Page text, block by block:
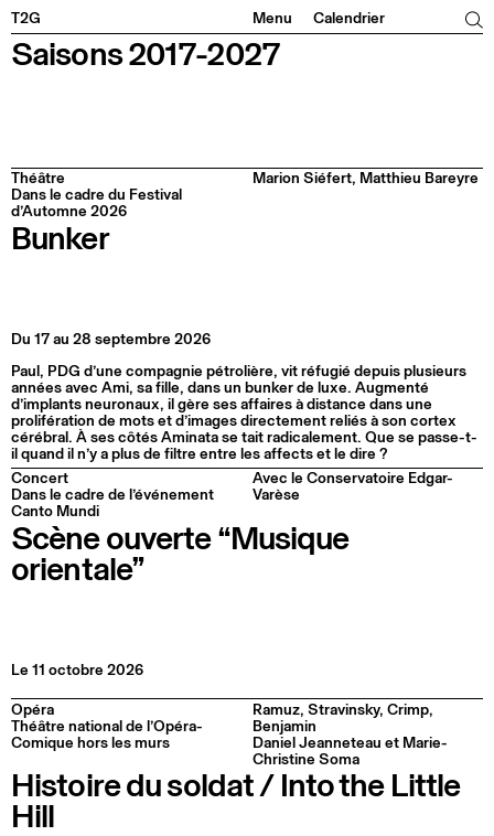
T2G Menu Calendrier
Facebook
Linkedin
Saisons 2017-2027
Théâtre
Dans le cadre du Festival
d’Automne 2026
Marion Siéfert, Matthieu Bareyre
Bunker
Du 17 au 28 septembre 2026
Paul, PDG d’une compagnie pétrolière, vit réfugié depuis plusieurs
années avec Ami, sa fille, dans un bunker de luxe. Augmenté
d’implants neuronaux, il gère ses affaires à distance dans une
prolifération de mots et d’images directement reliés à son cortex
cérébral. À ses côtés Aminata se tait radicalement. Que se passe-t-
il quand il n’y a plus de filtre entre les affects et le dire ?
Concert
Dans le cadre de l’événement
Canto Mundi
Avec le Conservatoire Edgar-
Varèse
Scène ouverte “Musique
orientale”
Le 11 octobre 2026
Opéra
Théâtre national de l’Opéra-
Comique hors les murs
Ramuz, Stravinsky, Crimp,
Benjamin
Daniel Jeanneteau et Marie-
Christine Soma
Histoire du soldat / Into the Little
Hill